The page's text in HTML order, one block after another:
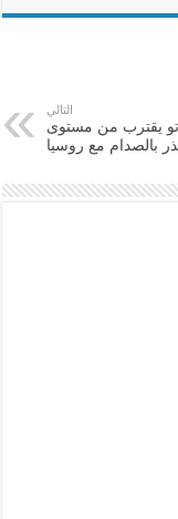
التالي
يقترب من مستوى
بالصدام مع روسيا